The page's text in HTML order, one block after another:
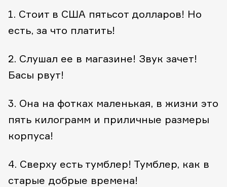
1. Стоит в США пятьсот долларов! Но
есть, за что платить!
2. Слушал ее в магазине! Звук зачет!
Басы рвут!
3. Она на фотках маленькая, в жизни это
пять килограмм и приличные размеры
корпуса!
4. Сверху есть тумблер! Тумблер, как в
старые добрые времена!